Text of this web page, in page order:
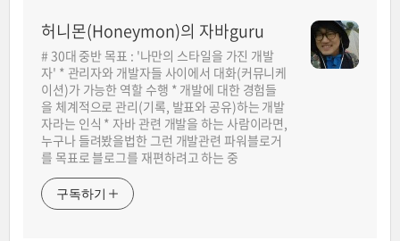
허니몬(Honeymon)의 자바guru
# 30대 중반 목표 : '나만의 스타일을 가진 개발
자' * 관리자와 개발자들 사이에서 대화(커뮤니케
이션)가 가능한 역할 수행 * 개발에 대한 경험들
을 체계적으로 관리(기록, 발표와 공유)하는 개발
자라는 인식 * 자바 관련 개발을 하는 사람이라면,
누구나 들려봤을법한 그런 개발관련 파워블로거
를 목표로 블로그를 재편하려고 하는 중
구독하기